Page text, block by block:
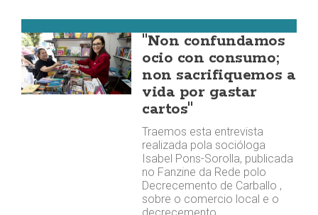
"Non confundamos
ocio con consumo;
non sacrifiquemos a
vida por gastar
cartos"
Traemos esta entrevista
realizada pola socióloga
Isabel Pons-Sorolla, publicada
no Fanzine da Rede polo
Decrecemento de Carballo ,
sobre o comercio local e o